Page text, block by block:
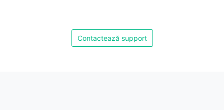
Contactează support